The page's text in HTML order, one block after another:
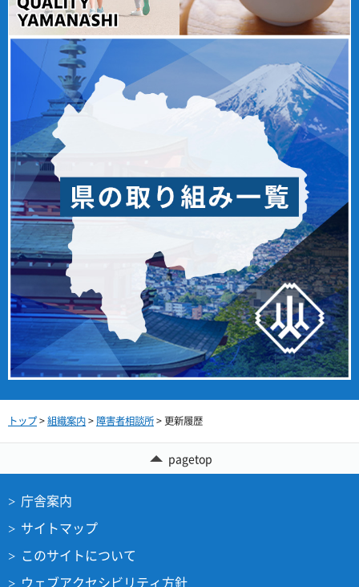
トップ>組織案内> 障害者相談所> 更新履歴
pagetop
庁舎案内
サイトマップ
このサイトについて
ウェブアクセシビリティ方針